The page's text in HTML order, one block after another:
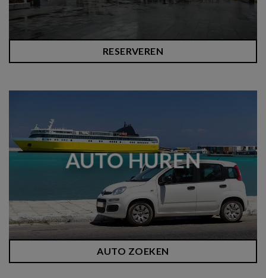
RESERVEREN
AUTO HUREN
AUTO ZOEKEN